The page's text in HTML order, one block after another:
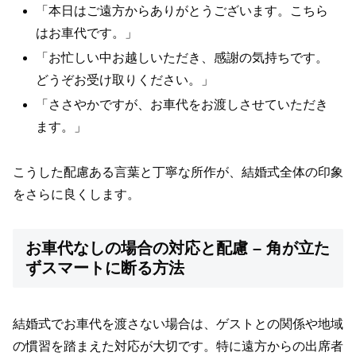
「本日はご遠方からありがとうございます。こちら
はお車代です。」
「お忙しい中お越しいただき、感謝の気持ちです。
どうぞお受け取りください。」
「ささやかですが、お車代をお渡しさせていただき
ます。」
こうした配慮ある言葉と丁寧な所作が、結婚式全体の印象
をさらに良くします。
お車代なしの場合の対応と配慮 – 角が立た
ずスマートに断る方法
結婚式でお車代を渡さない場合は、ゲストとの関係や地域
の慣習を踏まえた対応が大切です。特に遠方からの出席者